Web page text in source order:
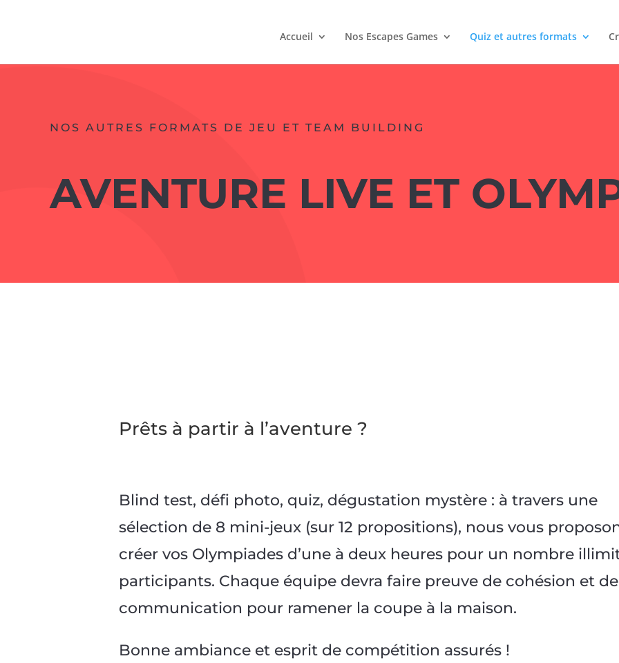
Accueil Nos Escapes Games Quiz et autres formats
NOS AUTRES FORMATS DE JEU ET TEAM BUILDING
AVENTURE LIVE ET
Prêts à partir à l’aventure ?
Blind test, défi photo, quiz, dégustation mystère : à travers une
sélection de 8 mini-jeux (sur 12 propositions), nous vous
créer vos Olympiades d’une à deux heures pour un nombre
participants. Chaque équipe devra faire preuve de cohésion et de
communication pour ramener la coupe à la maison.
Bonne ambiance et esprit de compétition assurés !